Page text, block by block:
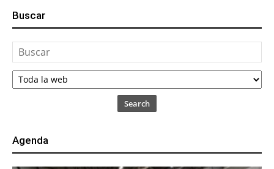
Buscar
Search
Agenda